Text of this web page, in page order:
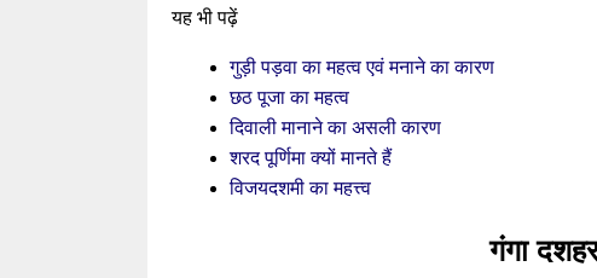
यह भी पढ़ें
गुड़ी पड़वा का महत्व एवं मनाने का कारण
छठ पूजा का महत्व
दिवाली मानाने का असली कारण
शरद पूर्णिमा क्यों मानते हैं
विजयदशमी का महत्त्व
गंगा